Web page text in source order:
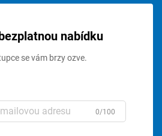
nabídku
se vám brzy ozve.
0/100